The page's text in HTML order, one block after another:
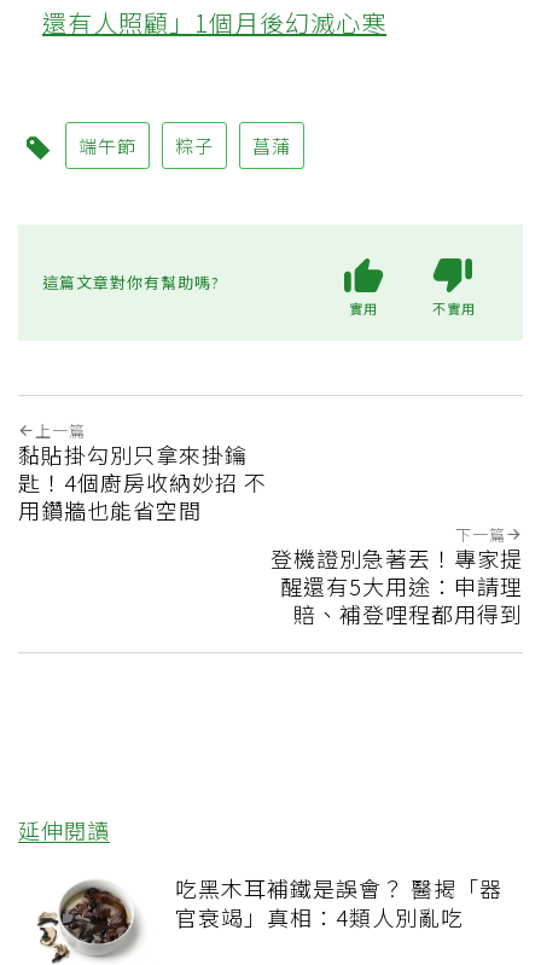
還有人照顧」1個月後幻滅心寒
端午節 粽子 菖蒲
這篇文章對你有幫助嗎?
實用 不實用
上一篇
黏貼掛勾別只拿來掛鑰
匙！4個廚房收納妙招 不
用鑽牆也能省空間
下一篇
登機證別急著丟！專家提
醒還有5大用途：申請理
賠、補登哩程都用得到
延伸閱讀
吃黑木耳補鐵是誤會？ 醫揭「器
官衰竭」真相：4類人別亂吃